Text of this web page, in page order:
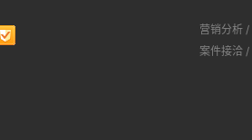
营销分析 /
案件接洽 /